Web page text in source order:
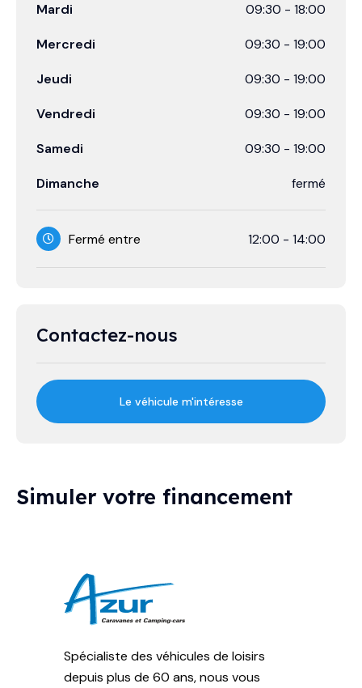
Mardi 09:30 - 18:00
Mercredi 09:30 - 19:00
Jeudi 09:30 - 19:00
Vendredi 09:30 - 19:00
Samedi 09:30 - 19:00
Dimanche fermé
Fermé entre 12:00 - 14:00
Contactez-nous
Le véhicule m'intéresse
Simuler votre financement
Spécialiste des véhicules de loisirs
depuis plus de 60 ans, nous vous